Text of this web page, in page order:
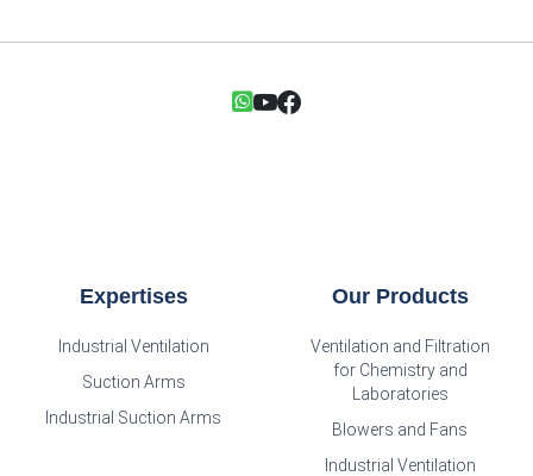
Expertises
Industrial Ventilation
Suction Arms
Industrial Suction Arms
Our Products
Ventilation and Filtration
for Chemistry and
Laboratories
Blowers and Fans
Industrial Ventilation